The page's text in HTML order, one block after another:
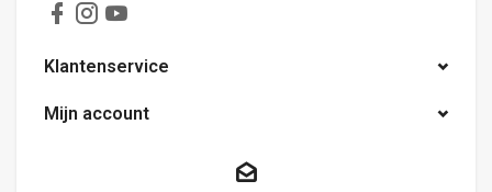
Klantenservice
Mijn account